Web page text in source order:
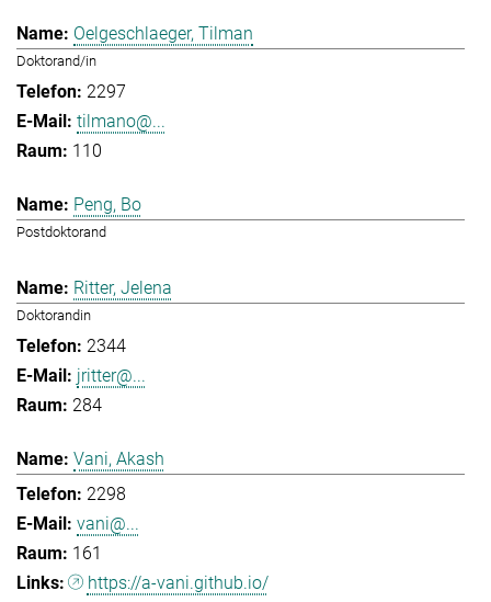
Oelgeschlaeger, Tilman
Doktorand/in
2297
tilmano@...
110
Peng, Bo
Postdoktorand
Ritter, Jelena
Doktorandin
2344
jritter@...
284
Vani, Akash
2298
vani@...
161
https://a-vani.github.io/